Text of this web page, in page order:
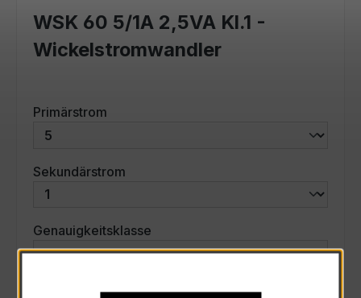
WSK 60 5/1A 2,5VA Kl.1 -
Wickelstromwandler
Primärstrom
Sekundärstrom
Genauigkeitsklasse
Scheinleistung (VA)auswählen